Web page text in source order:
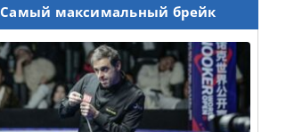
Самый максимальный брейк